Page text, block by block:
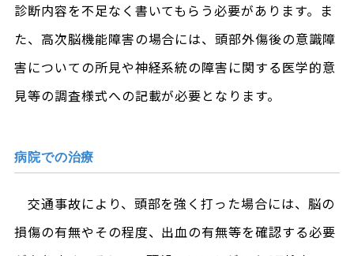
診断内容を不足なく書いてもらう必要があります。ま
た、高次脳機能障害の場合には、頭部外傷後の意識障
害についての所見や神経系統の障害に関する医学的意
見等の調査様式への記載が必要となります。
病院での治療
交通事故により、頭部を強く打った場合には、脳の
損傷の有無やその程度、出血の有無等を確認する必要